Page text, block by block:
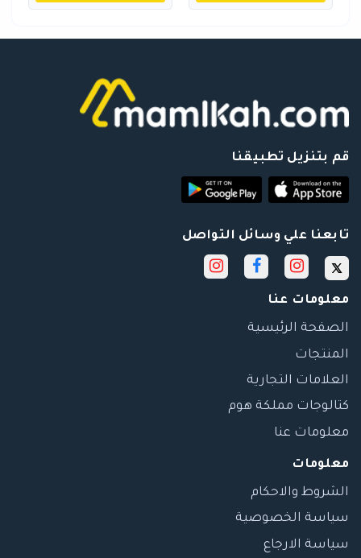
قم بتنزيل تطبيقنا
تابعنا علي وسائل التواصل
معلومات عنا
الصفحة الرئيسية
المنتجات
العلامات التجارية
كتالوجات مملكة هوم
معلومات عنا
معلومات
الشروط والاحكام
سياسة الخصوصية
سياسة الارجاع